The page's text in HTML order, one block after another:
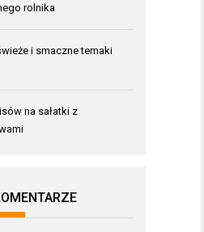
rolnika
i smaczne temaki
na sałatki z